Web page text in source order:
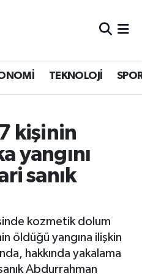
TEKNOLOJİ
kişinin
yangını
sanık
kozmetik dolum
öldüğü yangına ilişkin
hakkında yakalama
Abdurrahman
ve Fikstür